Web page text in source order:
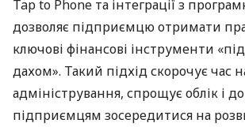
Tap to Phone та інтеграції з
дозволяє підприємцю отримати
ключові фінансові інструменти
дахом». Такий підхід скорочує час
адміністрування, спрощує облік і
підприємцям зосередитися на